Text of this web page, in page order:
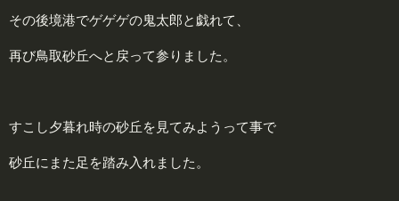
その後境港でゲゲゲの鬼太郎と戯れて、
再び鳥取砂丘へと戻って参りました。
すこし夕暮れ時の砂丘を見てみようって事で
砂丘にまた足を踏み入れました。